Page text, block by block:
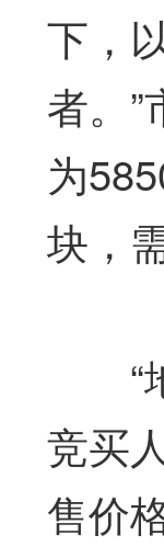
下，
者。
为
块，
“地
竞买
售价